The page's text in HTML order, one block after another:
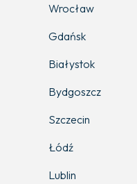
Wrocław
Gdańsk
Białystok
Bydgoszcz
Szczecin
Łódź
Lublin